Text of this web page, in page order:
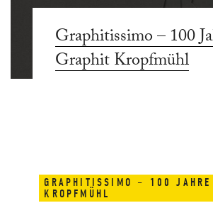
Graphitissimo – 100
Graphit Kropfmühl
GRAPHITISSIMO – 100 JAHRE
KROPFMÜHL